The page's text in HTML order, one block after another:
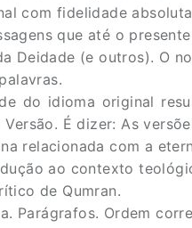
com fidelidade
que até o
Deidade (e outros). O
do idioma original
É dizer: As
relacionada com a
ao contexto
de Qumran.
Parágrafos. Ordem